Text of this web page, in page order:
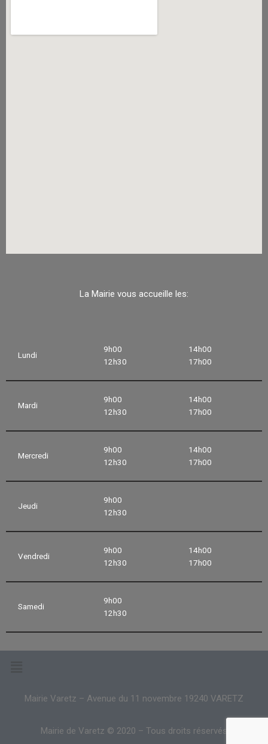
La Mairie vous accueille les:
Lundi
9h00
12h30
14h00
17h00
Mardi
9h00
12h30
14h00
17h00
Mercredi
9h00
12h30
14h00
17h00
Jeudi
9h00
12h30
Vendredi
9h00
12h30
14h00
17h00
Samedi
9h00
12h30
Mairie Varetz – Avenue du 11 novembre 19240 VARETZ
Mairie de Varetz © 2020 – Tous droits réservés